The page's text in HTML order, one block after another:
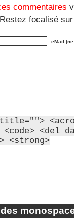
commentaires
focalisé
eMail
<del
<strong>